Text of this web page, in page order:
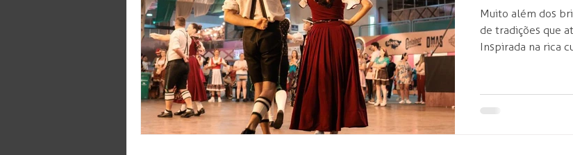
Muito além dos
de tradições que
Inspirada na rica